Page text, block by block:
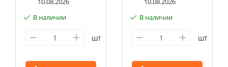
В наличии
шт
В наличии
шт